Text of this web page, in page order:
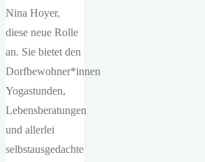
Nina Hoyer,
diese neue Rolle
an. Sie bietet den
Dorfbewohner*innen
Yogastunden,
Lebensberatungen
und allerlei
selbstausgedachte